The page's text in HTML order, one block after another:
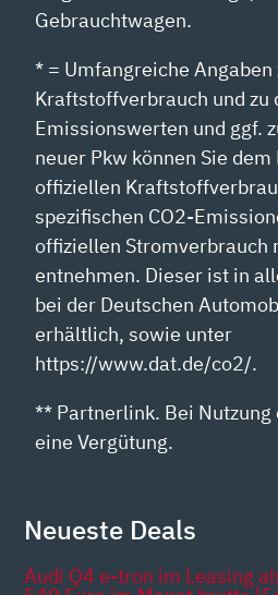
Gebrauchtwagen.
* = Umfangreiche
Kraftstoffverbrauch und zu
Emissionswerten und ggf.
neuer Pkw können Sie
offiziellen
spezifischen CO2-
offiziellen Stromverbrauch
entnehmen. Dieser ist in
bei der Deutschen
erhältlich, sowie unter
https://www.dat.de/co2/.
** Partnerlink. Bei
eine Vergütung.
Neueste Deals
Audi Q4 e-tron im Leasing